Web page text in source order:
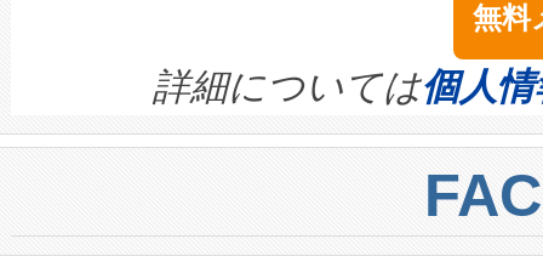
きます。この効率性は、フェ
ます。 Voltaiq provides a
quality and reliability for AI
BESS stack to ensure battery
centers. Voltaiqは、ai&のAI
からシステム統合、試運転、
イズの小径化を実現すること
す。ノーマルモードでは、
ートル先まで検出でき、これ
トに対して約600メートルに
では、反射率10％のターゲッ
無料
詳細については個人